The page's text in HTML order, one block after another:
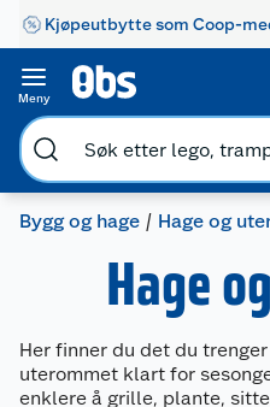
Kjøpeutbytte som Coop-
Meny
Bygg og hage Hage og
Hage
Her finner du det du
uterommet klart for
enklere å grille, plante,